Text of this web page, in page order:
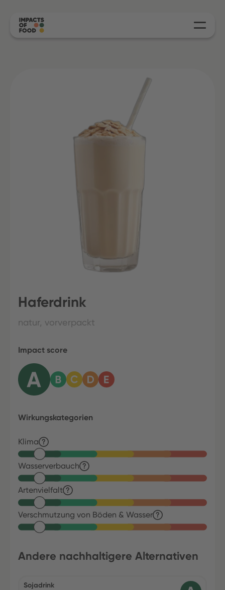
Haferdrink
natur, vorverpackt
Impact score
Wirkungskategorien
Klima
Wasserverbauch
Artenvielfalt
Verschmutzung von Böden & Wasser
Andere nachhaltigere Alternativen
Sojadrink